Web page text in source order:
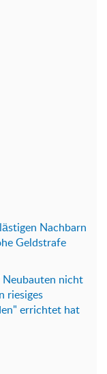
Nachbarn
Geldstrafe
nicht
riesiges
errichtet hat